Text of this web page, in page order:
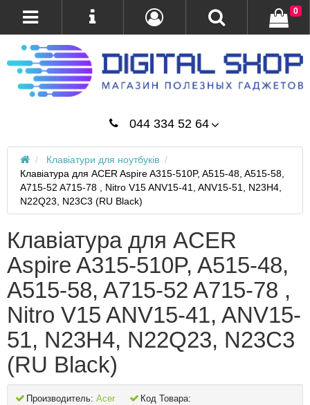
044 334 52 64
0
Клавіатури для ноутбуків
Клавіатура для ACER Aspire A315-510P, A515-48, A515-58,
A715-52 A715-78 , Nitro V15 ANV15-41, ANV15-51, N23H4,
N22Q23, N23C3 (RU Black)
Клавіатура для ACER
Aspire A315-510P, A515-48,
A515-58, A715-52 A715-78 ,
Nitro V15 ANV15-41, ANV15-
51, N23H4, N22Q23, N23C3
(RU Black)
Производитель: Acer Код Товара: